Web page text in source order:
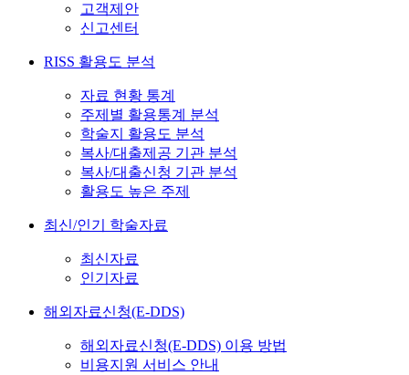
고객제안
신고센터
RISS 활용도 분석
자료 현황 통계
주제별 활용통계 분석
학술지 활용도 분석
복사/대출제공 기관 분석
복사/대출신청 기관 분석
활용도 높은 주제
최신/인기 학술자료
최신자료
인기자료
해외자료신청(E-DDS)
해외자료신청(E-DDS) 이용 방법
비용지원 서비스 안내